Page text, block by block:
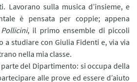
Lavorano sulla musica d’insieme, e
è pensata per coppie; appena
Pollicini, il primo ensemble di piccoli
a studiare con Giulia Fidenti e, via via
nella mia classe.
del Dipartimento: si occupa della
alle prove ed essere d’aiuto